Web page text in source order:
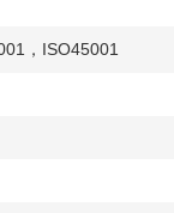
，ISO45001